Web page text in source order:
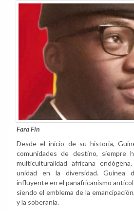
Fara Fin
Desde el inicio de su historia,
comunidades de destino, siempre
multiculturalidad africana
unidad en la diversidad. Guinea
influyente en el panafricanismo
siendo el emblema de la
y la soberanía.